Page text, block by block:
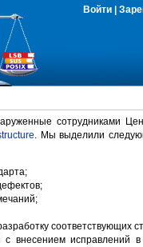
Войти
сотрудниками
. Мы выделили
соответствующих
внесением исправлений